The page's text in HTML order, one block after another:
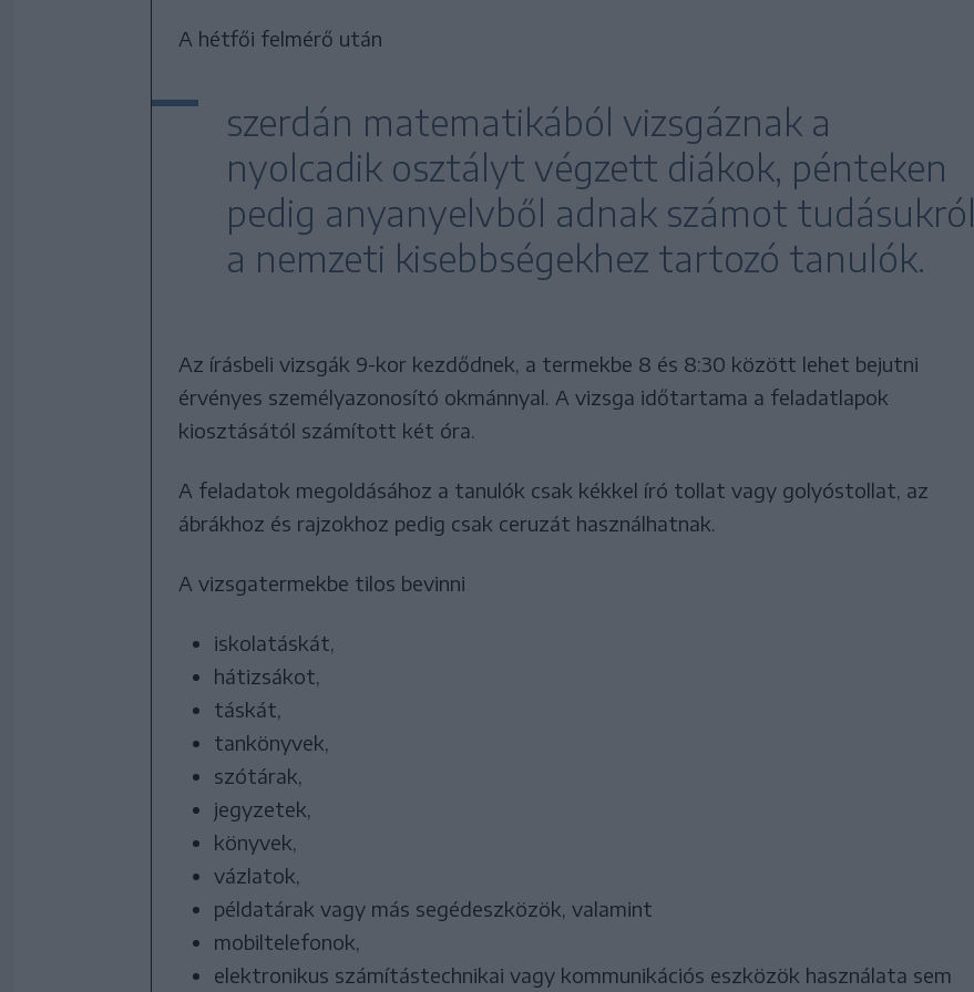
A hétfői felmérő után
szerdán matematikából vizsgáznak a
nyolcadik osztályt végzett diákok, pénteken
pedig anyanyelvből adnak számot tudásukról
a nemzeti kisebbségekhez tartozó tanulók.
Az írásbeli vizsgák 9-kor kezdődnek, a termekbe 8 és 8:30 között lehet bejutni
érvényes személyazonosító okmánnyal. A vizsga időtartama a feladatlapok
kiosztásától számított két óra.
A feladatok megoldásához a tanulók csak kékkel író tollat vagy golyóstollat, az
ábrákhoz és rajzokhoz pedig csak ceruzát használhatnak.
A vizsgatermekbe tilos bevinni
iskolatáskát,
hátizsákot,
táskát,
tankönyvek,
szótárak,
jegyzetek,
könyvek,
vázlatok,
példatárak vagy más segédeszközök, valamint
mobiltelefonok,
elektronikus számítástechnikai vagy kommunikációs eszközök használata sem